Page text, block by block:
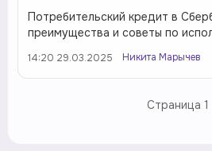
Потребительский кредит в
преимущества и советы по
14:20 29.03.2025 Никита Марычев
Страница 1